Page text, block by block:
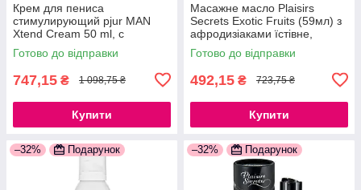
Крем для пениса
стимулирующий pjur MAN
Xtend Cream 50 ml, с
экстрактом гинкго и
женьшеня 777Store.com.ua
Готово до відправки
747,15 ₴ 1 098,75 ₴
Купити
Масажне масло Plaisirs
Secrets Exotic Fruits (59мл) з
афродизіаками їстівне,
подарункова упаковка
777Store.com.ua
Готово до відправки
492,15 ₴ 723,75 ₴
Купити
–32% Подарунок –32% Подарунок